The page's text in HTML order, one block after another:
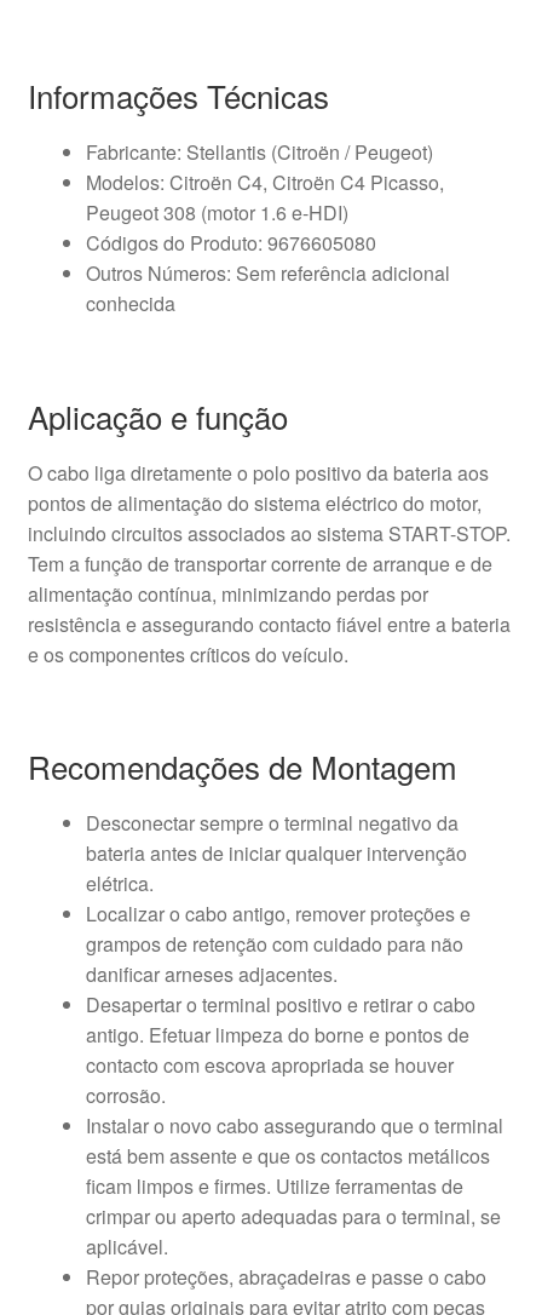
Informações Técnicas
Fabricante: Stellantis (Citroën / Peugeot)
Modelos: Citroën C4, Citroën C4 Picasso,
Peugeot 308 (motor 1.6 e-HDI)
Códigos do Produto: 9676605080
Outros Números: Sem referência adicional
conhecida
Aplicação e função
O cabo liga diretamente o polo positivo da bateria aos
pontos de alimentação do sistema eléctrico do motor,
incluindo circuitos associados ao sistema START-STOP.
Tem a função de transportar corrente de arranque e de
alimentação contínua, minimizando perdas por
resistência e assegurando contacto fiável entre a bateria
e os componentes críticos do veículo.
Recomendações de Montagem
Desconectar sempre o terminal negativo da
bateria antes de iniciar qualquer intervenção
elétrica.
Localizar o cabo antigo, remover proteções e
grampos de retenção com cuidado para não
danificar arneses adjacentes.
Desapertar o terminal positivo e retirar o cabo
antigo. Efetuar limpeza do borne e pontos de
contacto com escova apropriada se houver
corrosão.
Instalar o novo cabo assegurando que o terminal
está bem assente e que os contactos metálicos
ficam limpos e firmes. Utilize ferramentas de
crimpar ou aperto adequadas para o terminal, se
aplicável.
Repor proteções, abraçadeiras e passe o cabo
por guias originais para evitar atrito com peças